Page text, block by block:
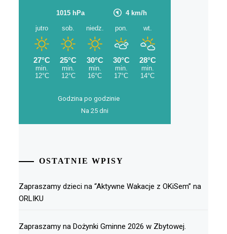
Godzina po godzinie
Na 25 dni
OSTATNIE WPISY
Zapraszamy dzieci na “Aktywne Wakacje z OKiSem” na
ORLIKU
Zapraszamy na Dożynki Gminne 2026 w Zbytowej.